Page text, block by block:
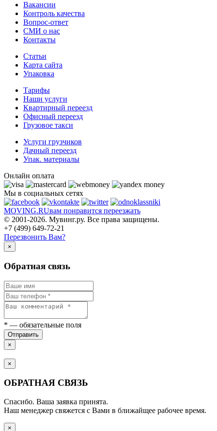
Вакансии
Контроль качества
Вопрос-ответ
СМИ о нас
Контакты
Статьи
Карта сайта
Упаковка
Тарифы
Наши услуги
Квартирный переезд
Офисный переезд
Грузовое такси
Услуги грузчиков
Дачный переезд
Упак. материалы
Онлайн оплата
Мы в социальных сетях
MOVING.RUвам понравится переезжать
© 2001-2026. Мувинг.ру. Все права защищены.
+7 (499) 649-72-21
Перезвонить Вам?
×
Обратная связь
* — обязательные поля
Отправить
×
×
ОБРАТНАЯ СВЯЗЬ
Спасибо. Ваша заявка принята.
Наш менеджер свяжется с Вами в ближайщее рабочее время.
×